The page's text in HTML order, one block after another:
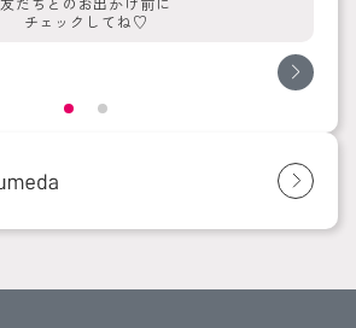
チェックしてね♡